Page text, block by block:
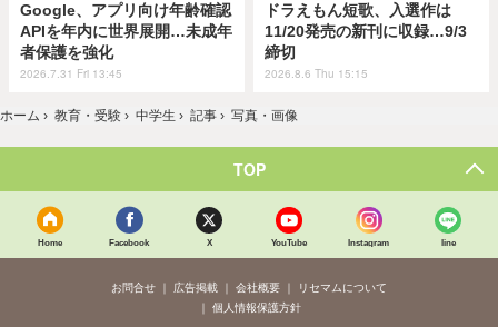
Google、アプリ向け年齢確認
APIを年内に世界展開…未成年
者保護を強化
2026.7.31 Fri 13:45
ドラえもん短歌、入選作は
11/20発売の新刊に収録…9/3
締切
2026.8.6 Thu 15:15
ホーム › 教育・受験 › 中学生 › 記事 › 写真・画像
TOP
Home Facebook X YouTube Instagram line
お問合せ 広告掲載 会社概要
リセマムについて
個人情報保護方針